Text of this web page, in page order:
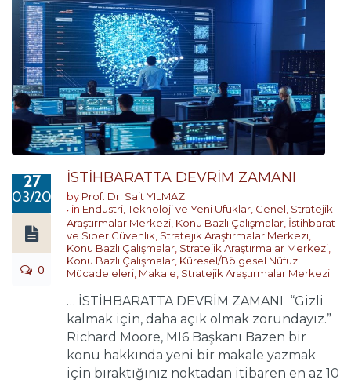
27
03/2023
0
İSTİHBARATTA DEVRİM ZAMANI
by Prof. Dr. Sait YILMAZ
in Endüstri, Teknoloji ve Yeni Ufuklar Genel Stratejik
Araştırmalar Merkezi Konu Bazlı Çalışmalar İstihbarat
ve Siber Güvenlik Stratejik Araştırmalar Merkezi
Konu Bazlı Çalışmalar Stratejik Araştırmalar Merkezi
Konu Bazlı Çalışmalar Küresel/Bölgesel Nüfuz
Mücadeleleri Makale Stratejik Araştırmalar Merkezi
… İSTİHBARATTA DEVRİM ZAMANI “Gizli
kalmak için, daha açık olmak zorundayız.”
Richard Moore, MI6 Başkanı Bazen bir
konu hakkında yeni bir makale yazmak
için bıraktığınız noktadan itibaren en az 10